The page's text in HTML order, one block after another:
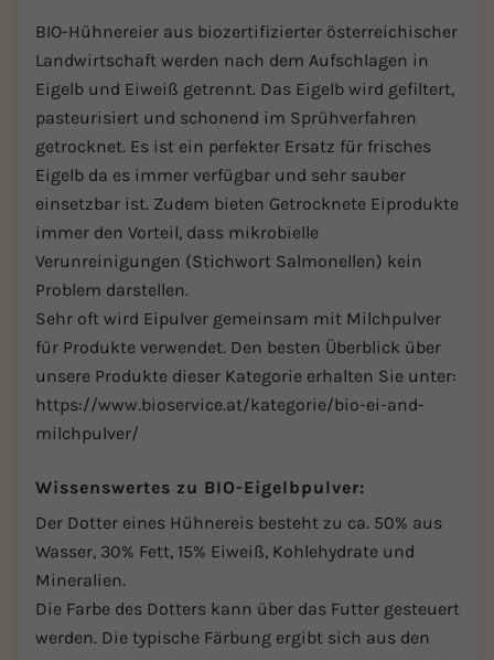
BIO-Hühnereier aus biozertifizierter österreichischer
Landwirtschaft werden nach dem Aufschlagen in
Eigelb und Eiweiß getrennt. Das Eigelb wird gefiltert,
pasteurisiert und schonend im Sprühverfahren
getrocknet. Es ist ein perfekter Ersatz für frisches
Eigelb da es immer verfügbar und sehr sauber
einsetzbar ist. Zudem bieten Getrocknete Eiprodukte
immer den Vorteil, dass mikrobielle
Verunreinigungen (Stichwort Salmonellen) kein
Problem darstellen.
Sehr oft wird Eipulver gemeinsam mit Milchpulver
für Produkte verwendet. Den besten Überblick über
unsere Produkte dieser Kategorie erhalten Sie unter:
https://www.bioservice.at/kategorie/bio-ei-and-
milchpulver/
Wissenswertes zu BIO-Eigelbpulver:
Der Dotter eines Hühnereis besteht zu ca. 50% aus
Wasser, 30% Fett, 15% Eiweiß, Kohlehydrate und
Mineralien.
Die Farbe des Dotters kann über das Futter gesteuert
werden. Die typische Färbung ergibt sich aus den